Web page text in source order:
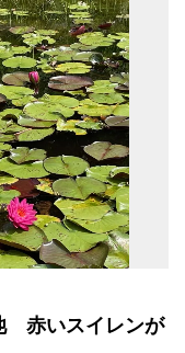
赤いスイレンが